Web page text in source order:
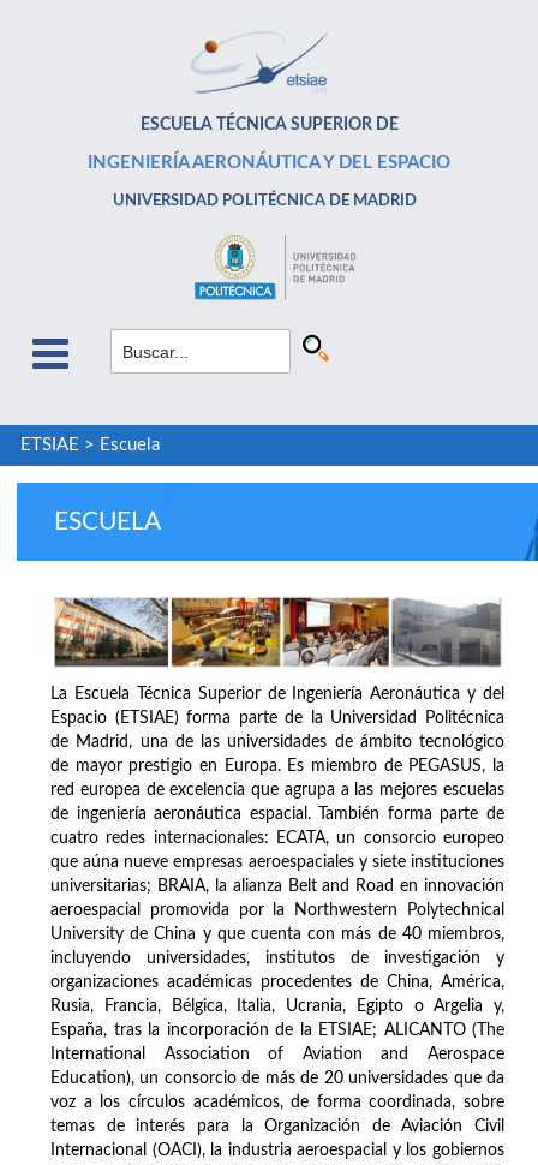
ESCUELA TÉCNICA SUPERIOR DE
INGENIERÍA AERONÁUTICA Y DEL ESPACIO
UNIVERSIDAD POLITÉCNICA DE MADRID
ETSIAE > Escuela
ESCUELA
La Escuela Técnica Superior de Ingeniería Aeronáutica y del
Espacio (ETSIAE) forma parte de la Universidad Politécnica
de Madrid, una de las universidades de ámbito tecnológico
de mayor prestigio en Europa. Es miembro de PEGASUS, la
red europea de excelencia que agrupa a las mejores escuelas
de ingeniería aeronáutica espacial. También forma parte de
cuatro redes internacionales: ECATA, un consorcio europeo
que aúna nueve empresas aeroespaciales y siete instituciones
universitarias; BRAIA, la alianza Belt and Road en innovación
aeroespacial promovida por la Northwestern Polytechnical
University de China y que cuenta con más de 40 miembros,
incluyendo universidades, institutos de investigación y
organizaciones académicas procedentes de China, América,
Rusia, Francia, Bélgica, Italia, Ucrania, Egipto o Argelia y,
España, tras la incorporación de la ETSIAE; ALICANTO (The
International Association of Aviation and Aerospace
Education), un consorcio de más de 20 universidades que da
voz a los círculos académicos, de forma coordinada, sobre
temas de interés para la Organización de Aviación Civil
Internacional (OACI), la industria aeroespacial y los gobiernos